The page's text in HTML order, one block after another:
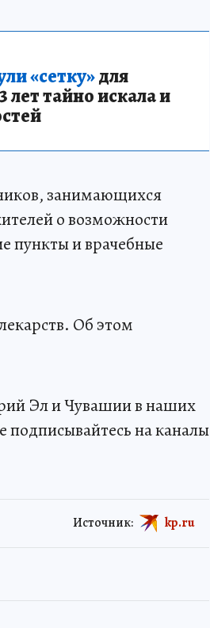
«сетку»для
лет тайно искала и
занимающихся
о возможности
пункты и врачебные
Об этом
Эл и Чувашии в наших
подписывайтесь на каналы
Источник: kp.ru